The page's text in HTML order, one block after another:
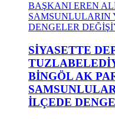
SİYASETTE
BİNGÖL AK
İLÇEDE